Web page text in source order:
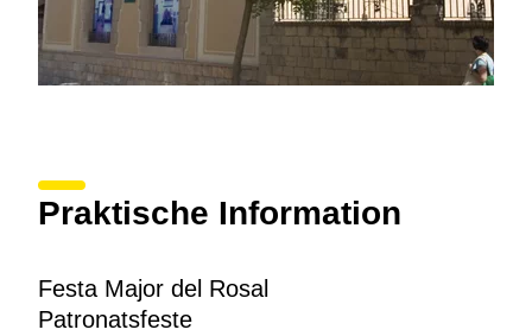
Praktische Information
Festa Major del Rosal
Patronatsfeste